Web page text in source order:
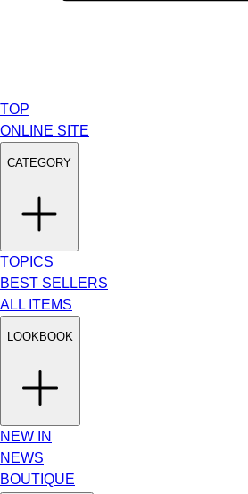
TOP
ONLINE SITE
CATEGORY
TOPICS
BEST SELLERS
ALL ITEMS
LOOKBOOK
NEW IN
NEWS
BOUTIQUE